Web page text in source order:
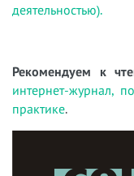
деятельностью).
Рекомендуем к
интернет-журнал,
практике.